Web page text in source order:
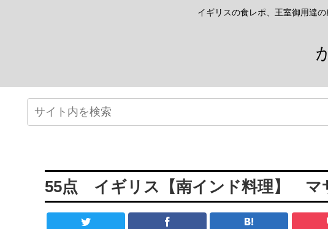
イギリスの食レポ、王室御用達
55点 イギリス【南インド料理】 マ